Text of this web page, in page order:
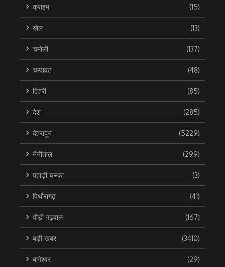
क्राइम (15)
खेल (13)
चमोली (137)
चम्पावत (48)
टिहरी (85)
देश (285)
देहरादून (5229)
नैनीताल (299)
पहाड़ी चस्का (3)
पिथौरागढ़ (41)
पौड़ी गढ़वाल (167)
बड़ी खबर (3410)
बागेश्वर (29)